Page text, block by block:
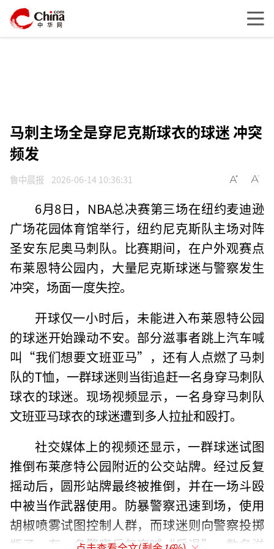
马刺主场全是穿尼克斯球衣的球迷 冲突
频发
鲁中晨报 2026-06-14 10:36:31
6月8日，NBA总决赛第三场在纽约麦迪逊
广场花园体育馆举行，纽约尼克斯队主场对阵
圣安东尼奥马刺队。比赛期间，在户外观赛点
布莱恩特公园内，大量尼克斯球迷与警察发生
冲突，场面一度失控。
开球仅一小时后，未能进入布莱恩特公园
的球迷开始躁动不安。部分滋事者跳上汽车喊
叫“我们想要文班亚马”，还有人点燃了马刺
队的T恤，一群球迷则当街追赶一名身穿马刺队
球衣的球迷。现场视频显示，一名身穿马刺队
文班亚马球衣的球迷遭到多人拉扯和殴打。
社交媒体上的视频还显示，一群球迷试图
推倒布莱彦特公园附近的公交站牌。经过反复
摇动后，圆形站牌最终被推倒，并在一场斗殴
中被当作武器使用。防暴警察迅速到场，使用
胡椒喷雾试图控制人群，而球迷则向警察投掷
瓶子。有一名警察反复高喊“后退”，数名滋